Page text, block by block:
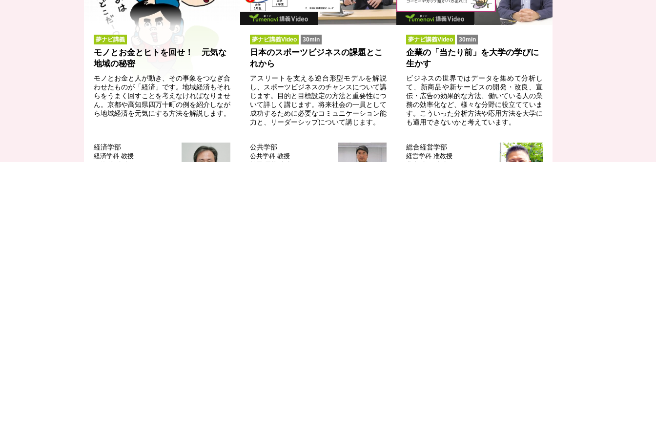
夢ナビ講義
モノとお金とヒトを回せ！ 元気な
地域の秘密
モノとお金と人が動き、その事象をつなぎ合
わせたものが「経済」です。地域経済もそれ
らをうまく回すことを考えなければなりませ
ん。京都や高知県四万十町の例を紹介しなが
ら地域経済を元気にする方法を解説します。
経済学部
経済学科 教授
夢ナビ講義Video 30min
日本のスポーツビジネスの課題とこ
れから
アスリートを支える逆台形型モデルを解説
し、スポーツビジネスのチャンスについて講
じます。目的と目標設定の方法と重要性につ
いて詳しく講じます。将来社会の一員として
成功するために必要なコミュニケーション能
力と、リーダーシップについて講じます。
公共学部
公共学科 教授
夢ナビ講義Video 30min
企業の「当たり前」を大学の学びに
生かす
ビジネスの世界ではデータを集めて分析し
て、新商品や新サービスの開発・改良、宣
伝・広告の効果的な方法、働いている人の業
務の効率化など、様々な分野に役立てていま
す。こういった分析方法や応用方法を大学に
も適用できないかと考えています。
総合経営学部
経営学科 准教授